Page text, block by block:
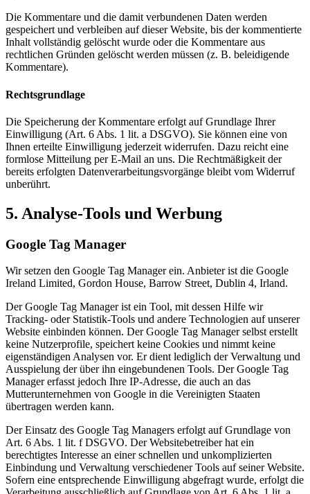
Die Kommentare und die damit verbundenen Daten werden
gespeichert und verbleiben auf dieser Website, bis der kommentierte
Inhalt vollständig gelöscht wurde oder die Kommentare aus
rechtlichen Gründen gelöscht werden müssen (z. B. beleidigende
Kommentare).
Rechtsgrundlage
Die Speicherung der Kommentare erfolgt auf Grundlage Ihrer
Einwilligung (Art. 6 Abs. 1 lit. a DSGVO). Sie können eine von
Ihnen erteilte Einwilligung jederzeit widerrufen. Dazu reicht eine
formlose Mitteilung per E-Mail an uns. Die Rechtmäßigkeit der
bereits erfolgten Datenverarbeitungsvorgänge bleibt vom Widerruf
unberührt.
5. Analyse-Tools und Werbung
Google Tag Manager
Wir setzen den Google Tag Manager ein. Anbieter ist die Google
Ireland Limited, Gordon House, Barrow Street, Dublin 4, Irland.
Der Google Tag Manager ist ein Tool, mit dessen Hilfe wir
Tracking- oder Statistik-Tools und andere Technologien auf unserer
Website einbinden können. Der Google Tag Manager selbst erstellt
keine Nutzerprofile, speichert keine Cookies und nimmt keine
eigenständigen Analysen vor. Er dient lediglich der Verwaltung und
Ausspielung der über ihn eingebundenen Tools. Der Google Tag
Manager erfasst jedoch Ihre IP-Adresse, die auch an das
Mutterunternehmen von Google in die Vereinigten Staaten
übertragen werden kann.
Der Einsatz des Google Tag Managers erfolgt auf Grundlage von
Art. 6 Abs. 1 lit. f DSGVO. Der Websitebetreiber hat ein
berechtigtes Interesse an einer schnellen und unkomplizierten
Einbindung und Verwaltung verschiedener Tools auf seiner Website.
Sofern eine entsprechende Einwilligung abgefragt wurde, erfolgt die